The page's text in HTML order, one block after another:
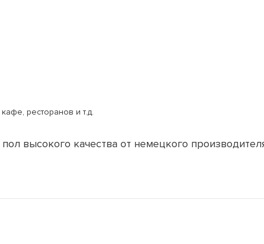
ресторанов и т.д.
высокого качества от немецкого